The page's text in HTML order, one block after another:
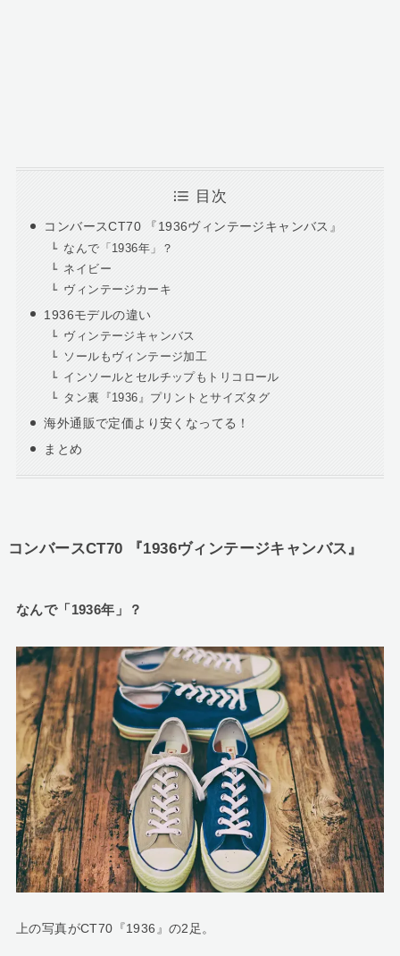
目次
コンバースCT70 『1936ヴィンテージキャンバス』
なんで「1936年」？
ネイビー
ヴィンテージカーキ
1936モデルの違い
ヴィンテージキャンバス
ソールもヴィンテージ加工
インソールとセルチップもトリコロール
タン裏『1936』プリントとサイズタグ
海外通販で定価より安くなってる！
まとめ
コンバースCT70 『1936ヴィンテージキャンバス』
なんで「1936年」？
上の写真がCT70『1936』の2足。